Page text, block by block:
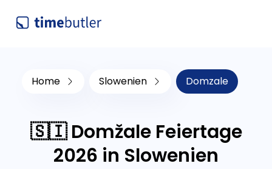
Home Slowenien Domzale
🇸🇮 Domžale Feiertage
2026 in Slowenien